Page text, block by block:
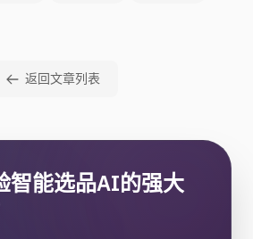
返回文章列表
智能选品AI的强大